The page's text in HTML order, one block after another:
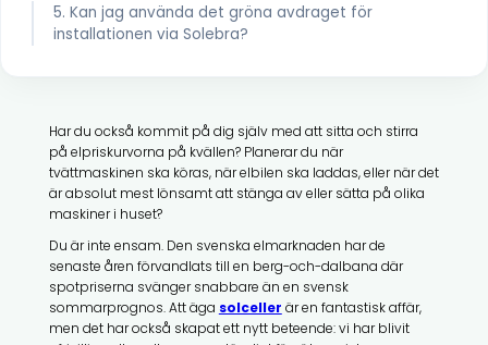
5. Kan jag använda det gröna avdraget för
installationen via Solebra?
Har du också kommit på dig själv med att sitta och stirra
på elpriskurvorna på kvällen? Planerar du när
tvättmaskinen ska köras, när elbilen ska laddas, eller när det
är absolut mest lönsamt att stänga av eller sätta på olika
maskiner i huset?
Du är inte ensam. Den svenska elmarknaden har de
senaste åren förvandlats till en berg-och-dalbana där
spotpriserna svänger snabbare än en svensk
sommarprognos. Att äga solceller är en fantastisk affär,
men det har också skapat ett nytt beteende: vi har blivit